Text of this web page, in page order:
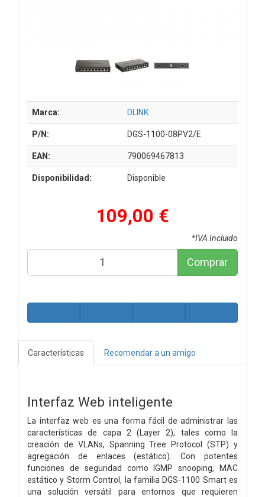
Marca: DLINK
P/N: DGS-1100-08PV2/E
EAN: 790069467813
Disponibilidad: Disponible
109,00 €
*IVA Incluido
Comprar
Características Recomendar a un amigo
Interfaz Web inteligente
La interfaz web es una forma fácil de administrar las
características de capa 2 (Layer 2), tales como la
creación de VLANs, Spanning Tree Protocol (STP) y
agregación de enlaces (estático). Con potentes
funciones de seguridad como IGMP snooping, MAC
estático y Storm Control, la familia DGS-1100 Smart es
una solución versátil para entornos que requieren